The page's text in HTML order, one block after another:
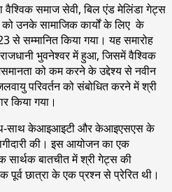
समाज सेवी, बिल एंड मेलिंडा गेट्स
उनके सामाजिक कार्यों के लिए के
से सम्मानित किया गया। यह समारोह
भुवनेश्वर में हुआ, जिसमें वैश्विक
को कम करने के उद्देश्य से नवीन
परिवर्तन को संबोधित करने में श्री
किया गया।
साथ केआइआइटी और केआइएसएस के
की। इस आयोजन का एक
सार्थक बातचीत में श्री गेट्स की
पूर्व छात्रा के एक प्रश्न से प्रेरित थी।